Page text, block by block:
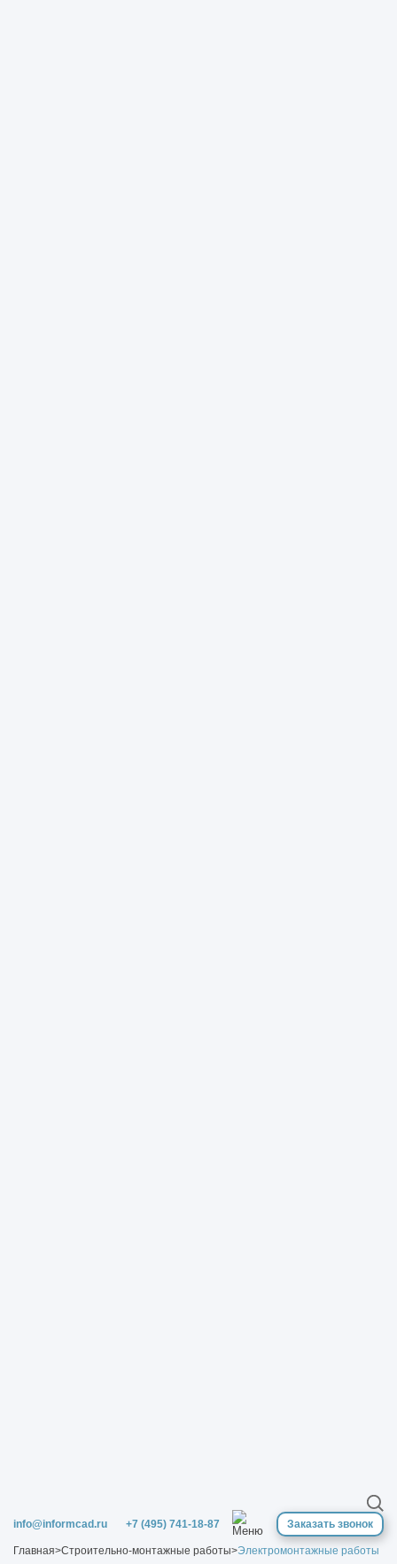
info@informcad.ru +7 (495) 741-18-87 Заказать звонок
Главная>Строительно-монтажные работы>Электромонтажные работы